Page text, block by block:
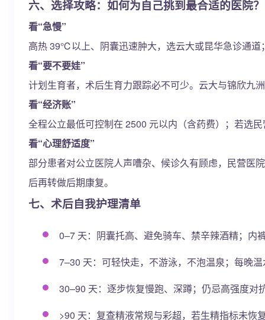
六、选择攻略：如何为自己挑到最合适的医院？
看“急慢”
高热 39℃以上、阴囊迅速肿大，选云大或昆华急诊通道
看“要不要娃”
计划生育者，术后生育力跟踪必不可少。云大与锦欣九
看“经济账”
全程公立最低可控制在 2500 元以内（含药费）；若选
看“心理舒适度”
部分患者对公立医院人声嘈杂、候诊久有顾虑，民营医
后再转做后期康复。
七、术后自我护理清单
0–7 天：阴囊托高、避免骑车、禁辛辣酒精；内
7–30 天：可轻快走，不游泳，不泡温泉；每晚
30–90 天：逐步恢复慢跑、深蹲；仍忌高强度对
>90 天：复查精液常规与彩超，若生精指标未恢